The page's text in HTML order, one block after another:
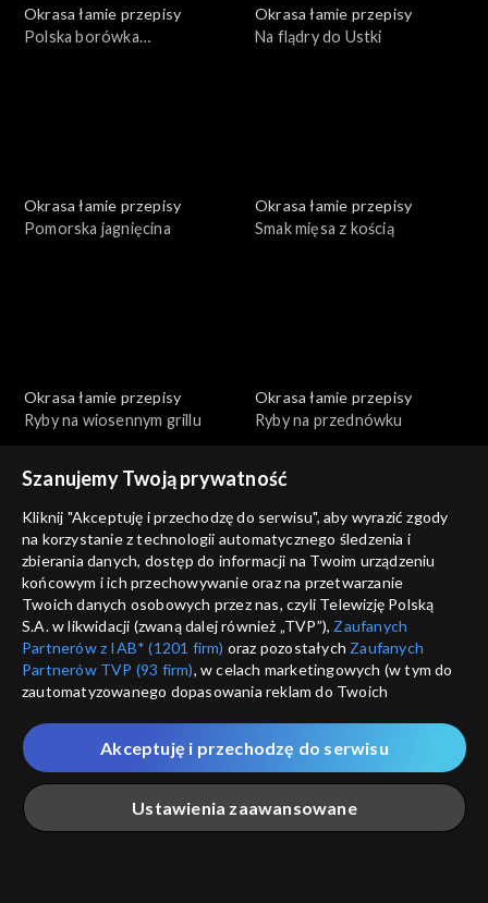
Okrasa łamie przepisy
Polska borówka
Okrasa łamie przepisy
Na flądry do Ustki
Okrasa łamie przepisy
Pomorska jagnięcina
Okrasa łamie przepisy
Smak mięsa z kością
Okrasa łamie przepisy
Ryby na wiosennym grillu
Okrasa łamie przepisy
Ryby na przednówku
Okrasa łamie przepisy
Wszystko o tatarze
Okrasa łamie przepisy
Na polskim transatlantyku
Okrasa łamie przepisy
Ciasta z ognia
Okrasa łamie przepisy
Golonka inaczej
Szanujemy Twoją prywatność
Kliknij "Akceptuję i przechodzę do serwisu", aby wyrazić zgody
na korzystanie z technologii automatycznego śledzenia i
zbierania danych, dostęp do informacji na Twoim urządzeniu
końcowym i ich przechowywanie oraz na przetwarzanie
Twoich danych osobowych przez nas, czyli Telewizję Polską
S.A. w likwidacji (zwaną dalej również „TVP”), Zaufanych
Partnerów z IAB* (1201 firm) oraz pozostałych Zaufanych
Partnerów TVP (93 firm), w celach marketingowych (w tym do
zautomatyzowanego dopasowania reklam do Twoich
które wskazujemy poniżej, a także zgody na udostępnianie
przez nas identyfikatora PPID do Google.
Twoje dane osobowe zbierane podczas odwiedzania przez
Ciebie naszych
poszczególnych serwisówzwanych dalej
„Portalem”, w tym informacje zapisywane za pomocą
Ustawienia zaawansowane
Akceptuję i przechodzę do serwisu